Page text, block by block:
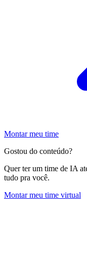
Montar meu time
Gostou do conteúdo?
Quer ter um time de IA
tudo pra você.
Montar meu time virtual